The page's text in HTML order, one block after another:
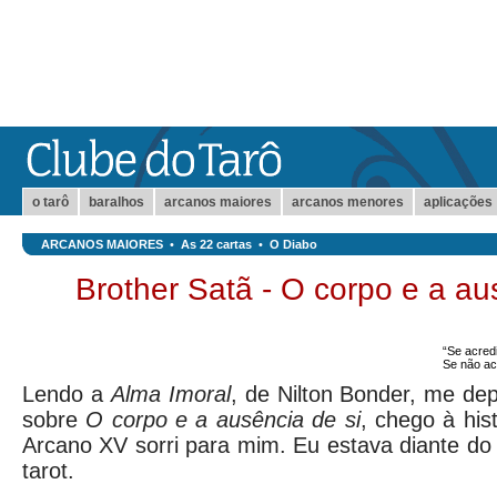
o tarô baralhos arcanos maiores arcanos menores aplicações
ARCANOS MAIORES • As 22 cartas • O Diabo
Brother Satã - O corpo e a
“Se
Se não
Lendo aAlma Imoral, de Nilton Bonder, me
sobre O corpo e a ausência de si, chego à
Arcano XV sorri para mim. Eu estava diante
tarot.